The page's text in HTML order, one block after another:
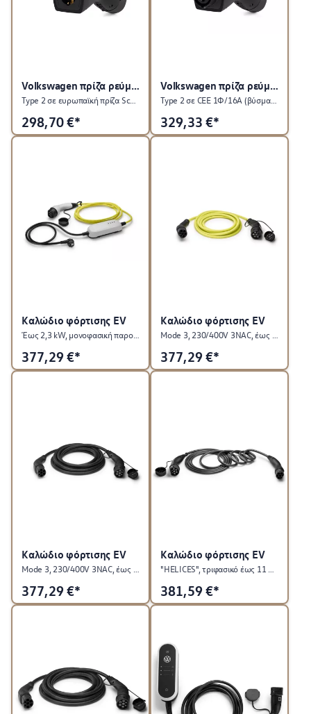
Volkswagen πρίζα ρεύματος V2L
Type 2 σε ευρωπαϊκή πρίζα Schuko (Τύπου F/C/L)
298,70€*
Volkswagen πρίζα ρεύματος V2L
Type 2 σε CEE 1Φ/16A (βύσμα camping)
329,33 €*
Καλώδιο φόρτισης EV
Έως 2,3 kW, μονοφασική παροχή 230 V / 10 A, EU
377,29€*
Καλώδιο φόρτισης EV
377,29€*
Καλώδιο φόρτισης EV
Mode 3, 230/400V 3NAC, έως 22 kW, EU
377,29€*
Καλώδιο φόρτισης EV
"HELICES", τριφασικό έως 11 kW
381,59€*